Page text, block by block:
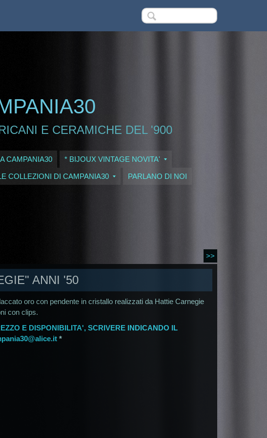
E CERAMICHE DEL '900
CAMPANIA30 * BIJOUX VINTAGE NOVITA'
COLLEZIONI DI CAMPANIA30 PARLANO DI NOI
>>
ANNI '50
oro con pendente in cristallo realizzati da Hattie Carnegie
con clips.
E DISPONIBILITA', SCRIVERE INDICANDO IL
*